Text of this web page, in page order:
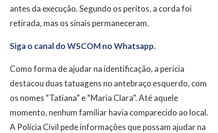
antes da execução. Segundo os peritos, a corda foi
retirada, mas os sinais permaneceram.
Siga o canal do WSCOM no Whatsapp.
Como forma de ajudar na identificação, a perícia
destacou duas tatuagens no antebraço esquerdo, com
os nomes “Tatiana” e “Maria Clara”. Até aquele
momento, nenhum familiar havia comparecido ao local.
A Polícia Civil pede informações que possam ajudar na